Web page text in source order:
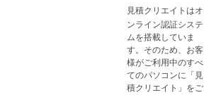
見積クリエイトはオ
ンライン認証システ
ムを搭載していま
す。そのため、お客
様がご利用中のすべ
てのパソコンに「見
積クリエイト」をご